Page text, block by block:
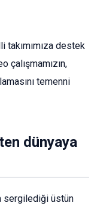
takımımıza destek
çalışmamızın,
temenni
dünyaya
sergilediği üstün